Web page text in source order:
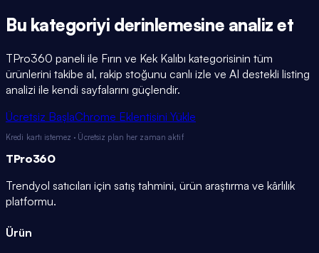
Bu kategoriyi derinlemesine analiz et
TPro360 paneli ile Fırın ve Kek Kalıbı kategorisinin tüm
ürünlerini takibe al, rakip stoğunu canlı izle ve AI destekli listing
analizi ile kendi sayfalarını güçlendir.
Ücretsiz BaşlaChrome Eklentisini Yükle
Kredi kartı istemez · Ücretsiz plan her zaman aktif
TPro360
Trendyol satıcıları için satış tahmini, ürün araştırma ve kârlılık
platformu.
Ürün